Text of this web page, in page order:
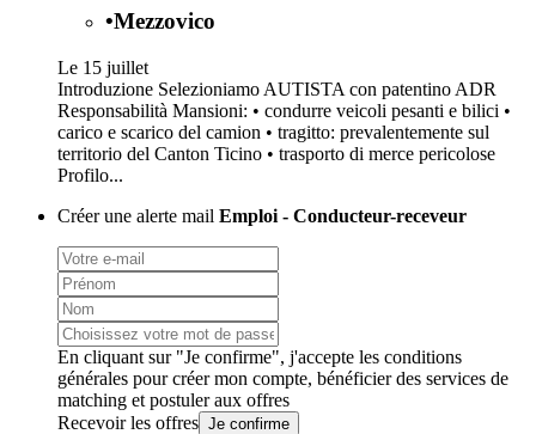
•Mezzovico
Le 15 juillet
Introduzione Selezioniamo AUTISTA con patentino ADR
Responsabilità Mansioni: • condurre veicoli pesanti e bilici •
carico e scarico del camion • tragitto: prevalentemente sul
territorio del Canton Ticino • trasporto di merce pericolose
Profilo...
Créer une alerte mail Emploi - Conducteur-receveur
En cliquant sur "Je confirme", j'accepte les conditions
générales pour créer mon compte, bénéficier des services de
matching et postuler aux offres
Recevoir les offres Je confirme